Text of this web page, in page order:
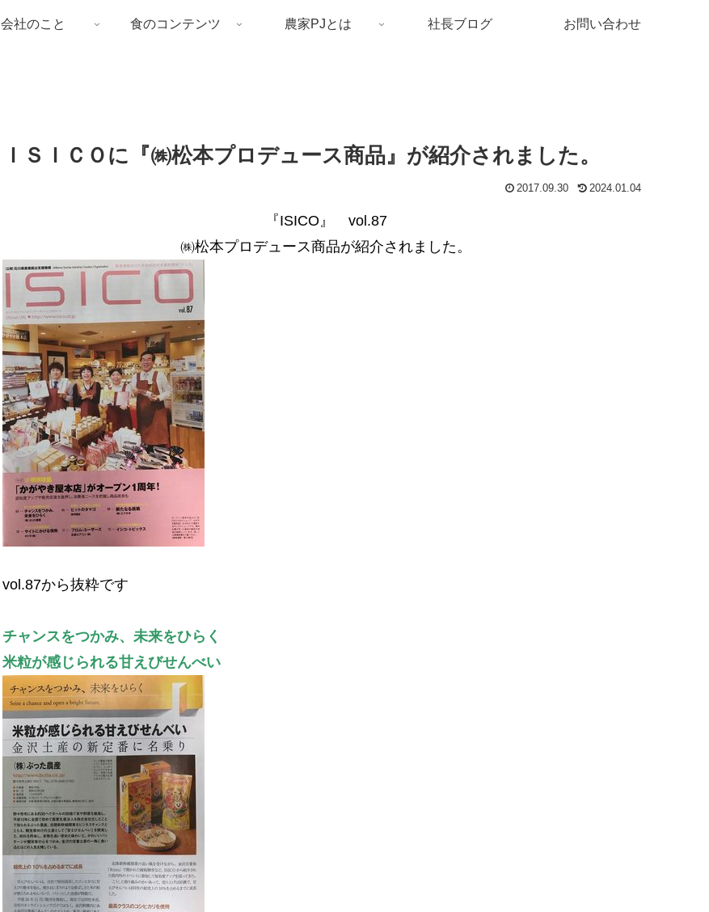
会社のこと 食のコンテンツ 農家PJとは 社長ブログ お問い合わせ
ＩＳＩＣＯに『㈱松本プロデュース商品』が紹介されました。
2017.09.30 2024.01.04
『ISICO』 vol.87
㈱松本プロデュース商品が紹介されました。
vol.87から抜粋です
チャンスをつかみ、未来をひらく
米粒が感じられる甘えびせんべい